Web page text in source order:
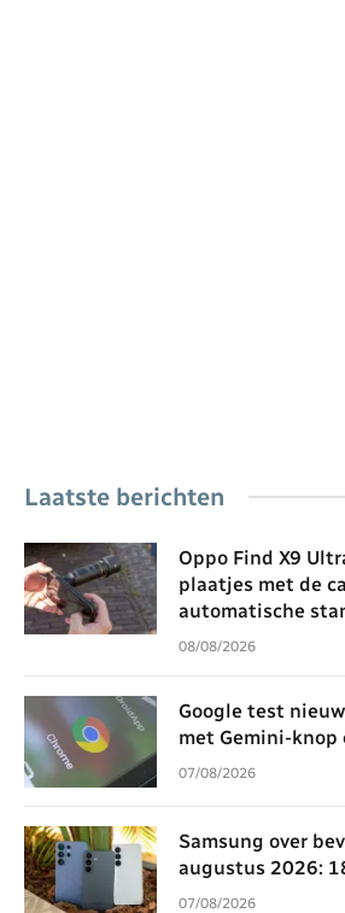
Laatste berichten
Oppo Find X9
plaatjes met de
automatische
08/08/2026
Google test
met Gemini-knop
07/08/2026
Samsung over
augustus 2026:
07/08/2026